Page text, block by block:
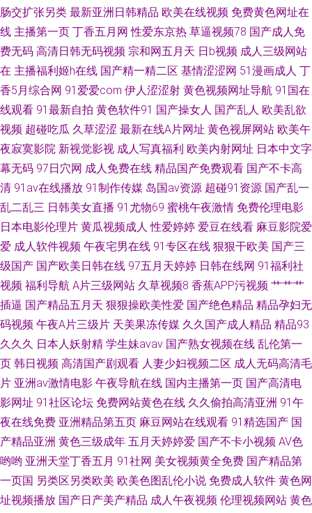
湿机国产在线 五月婷婷WW 97巨乳超碰 国产另类TS在线 欧美丝袜人妖 91熊
猫传媒 国产一线二线 欧美色图天堂在线 午夜天堂精品区 99视频资源总站 国
产区福利在线 青青草成人社区 另类专区亚洲 91热资源站错所 麻豆狼人伊人
肠交扩张另类 最新亚洲日韩精品 欧美在线视频 免费黄色网址在
线 主播第一页 丁香五月网 性爱东京热 草逼视频78 国产成人免
费无码 高清日韩无码视频 宗和网五月天 日b视频 成人三级网站
在 主播福利姬h在线 国产精一精二区 基情涩涩网 51漫画成人 丁
香5月综合网 91爱爱com 伊人涩涩射 黄色视频网址导航 91国在
线观看 91最新自拍 黄色软件91 国产操女人 国产乱人 欧美乱欲
视频 超碰吃瓜 久草涩涩 最新在线A片网址 黄色视屏网站 欧美午
夜寂寞影院 新视觉影视 成人写真福利 欧美内射网址 日本中文字
幕无码 97日穴网 成人免费在线 精品国产免费观看 国产不卡高
清 91av在线播放 91制作传媒 岛国av资源 超碰91资源 国产乱一
乱二乱三 日韩美女直播 91尤物69 蜜桃午夜激情 免费伦理电影
日本电影伦理片 黄瓜视频成人 性爱婷婷 爱豆在线看 麻豆影院爱
爱 成人软件视频 午夜宅男在线 91专区在线 狠狠干欧美 国产三
级国产 国产欧美日韩在线 97五月天婷婷 日韩在线网 91福利社
视频 福利导航 A片三级网站 久草视频8 香蕉APP污视频 艹艹艹
插逼 国产精品五月天 狠狠操欧美性爱 国产绝色精品 精品孕妇无
码视频 午夜A片三级片 天美果冻传媒 久久国产成人精品 精品93
久久久 日本人妖射精 学生妹avav 国产熟女视频在线 乱伦第一
页 韩日视频 高清国产剧观看 人妻少妇视频二区 成人无码高清毛
片 亚洲av激情电影 午夜导航在线 国内主播第一页 国产高清电
影网址 91社区论坛 免费网站黄色在线 久久偷拍高清亚洲 91午
夜在线免费 亚洲精品第五页 麻豆网站在线观看 91精选国产 国
产精品亚洲 黄色三级成年 五月天婷婷爱 国产不卡小视频 AV色
哟哟 亚洲天堂丁香五月 91社网 美女视频黄全免费 国产精品第
一页国 另类区另类欧美 欧美色图乱伦小说 免费成人软件 黄色网
址视频播放 国产日产美产精品 成人午夜视频 伦理视频网站 黄色